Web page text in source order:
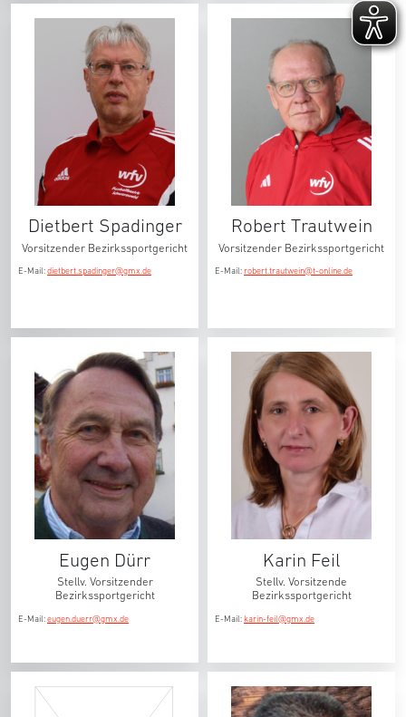
Dietbert Spadinger
Vorsitzender Bezirkssportgericht
E-Mail:dietbert.spadinger@gmx.de
Robert Trautwein
Vorsitzender Bezirkssportgericht
E-Mail: robert.trautwein@t-online.de
Eugen Dürr
Stellv. Vorsitzender
Bezirkssportgericht
E-Mail:eugen.duerr@gmx.de
Karin Feil
Stellv. Vorsitzende
Bezirkssportgericht
E-Mail: karin-feil@gmx.de